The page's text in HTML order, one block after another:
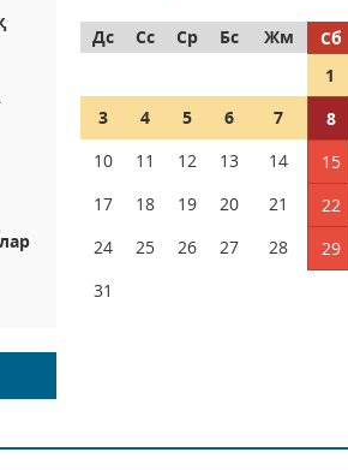
Дс
Сс Ср Бс Жм Сб
1
3
4 5 6 7 8
10
11 12 13 14 15
17
18 19 20 21 22
24
25 26 27 28 29
31